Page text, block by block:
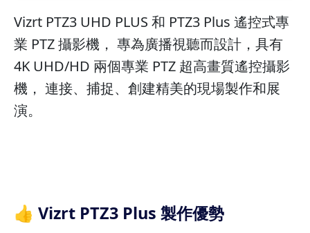
Vizrt PTZ3 UHD PLUS 和 PTZ3 Plus 遙控式專
業 PTZ 攝影機， 專為廣播視聽而設計，具有
4K UHD/HD 兩個專業 PTZ 超高畫質遙控攝影
機， 連接、捕捉、創建精美的現場製作和展
演。
👍 Vizrt PTZ3 Plus 製作優勢